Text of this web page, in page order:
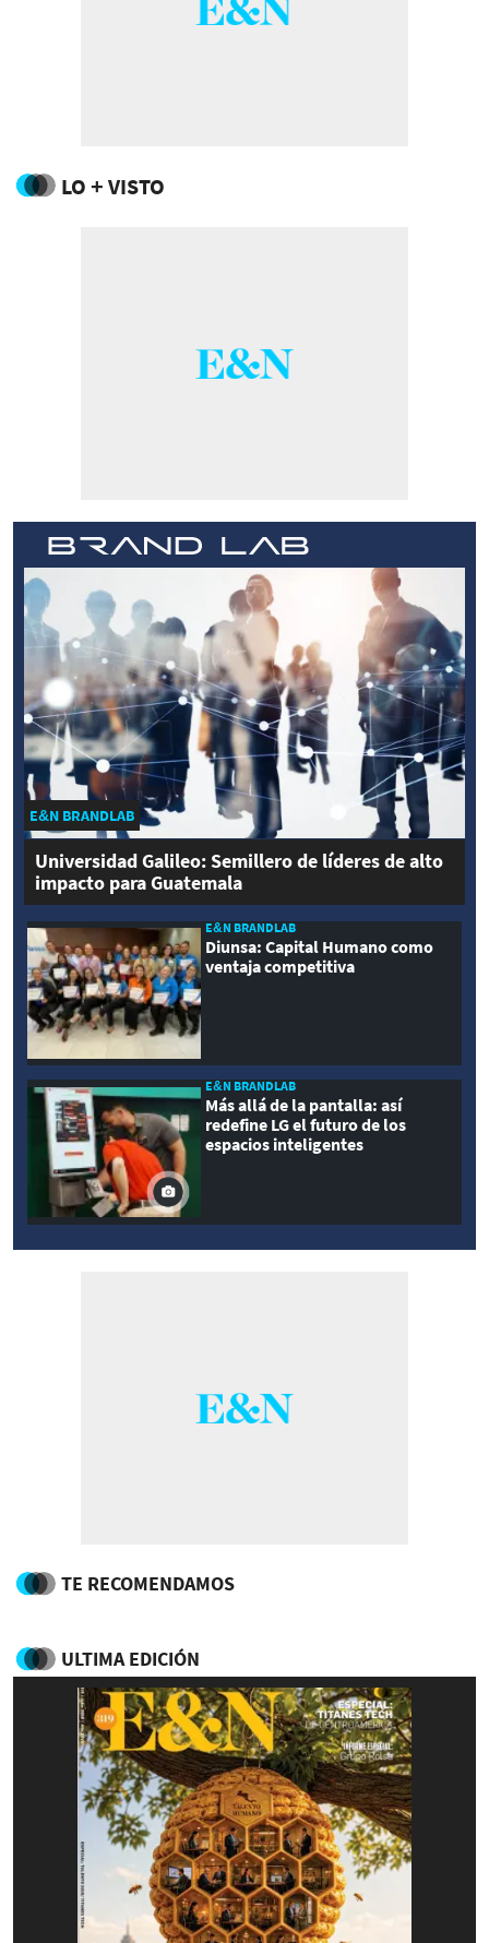
LO + VISTO
E&N BRANDLAB
Universidad Galileo: Semillero de líderes de alto
impacto para Guatemala
E&N BRANDLAB
Diunsa: Capital Humano como
ventaja competitiva
E&N BRANDLAB
Más allá de la pantalla: así
redefine LG el futuro de los
espacios inteligentes
TE RECOMENDAMOS
ULTIMA EDICIÓN